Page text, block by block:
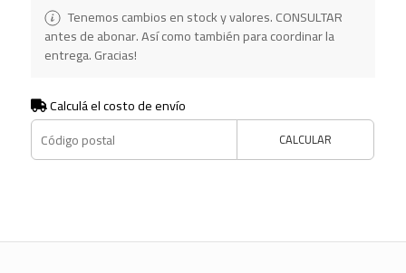
Tenemos cambios en stock y valores. CONSULTAR
antes de abonar. Así como también para coordinar la
entrega. Gracias!
Calculá el costo de envío
CALCULAR